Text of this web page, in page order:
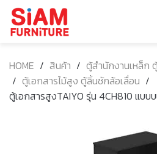
HOME / สินค้า / ตู้สำนักงานเหล็ก
/ ตู้เอกสารไม้สูง ตู้ลิ้นชักล้อเลื่อน /
ตู้เอกสารสูงTAIYO รุ่น 4CH810 แบบ